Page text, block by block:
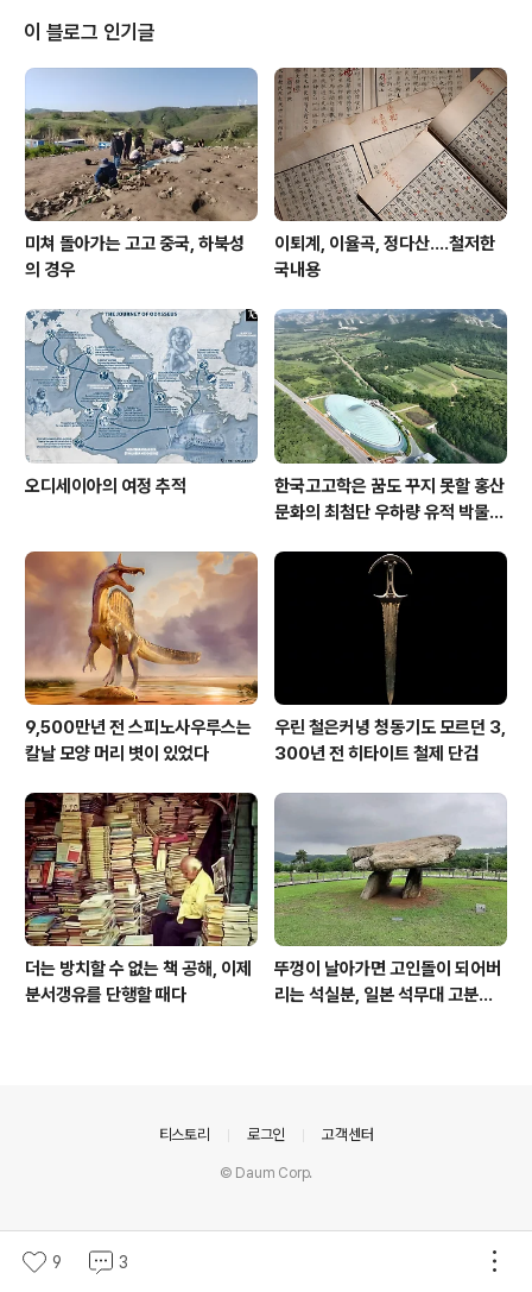
래들로써 나 또한 생각해 보고자 했다. “음모로 인국隣國
을 난亂한 자”, 김유신을 혹평하는 단재 신채호 사대주
의 병균을 퍼뜨린 김춘추 객관이 사라진 자리에서 자라
는 어용御用 단재가 오도한 역사, 사대주의자 김춘추
이 블로그 인기글
미쳐 돌아가는 고고 중국, 하북성
의 경우
이퇴계, 이율곡, 정다산....철저한
국내용
오디세이아의 여정 추적
한국고고학은 꿈도 꾸지 못할 홍산
문화의 최첨단 우하량 유적 박물관
9,500만년 전 스피노사우루스는
칼날 모양 머리 볏이 있었다
우린 철은커녕 청동기도 모르던 3,
300년 전 히타이트 철제 단검
더는 방치할 수 없는 책 공해, 이제
분서갱유를 단행할 때다
뚜껑이 날아가면 고인돌이 되어버
리는 석실분, 일본 석무대 고분의
9 3
티스토리 로그인 고객센터
© Daum Corp.